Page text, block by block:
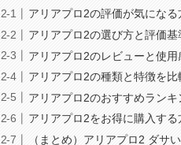
アリアプロ2の評価が気になる
アリアプロ2の選び方と評価基
アリアプロ2のレビューと使用
アリアプロ2の種類と特徴を比
アリアプロ2のおすすめランキ
アリアプロ2をお得に購入する
（まとめ）アリアプロ2 ダサ